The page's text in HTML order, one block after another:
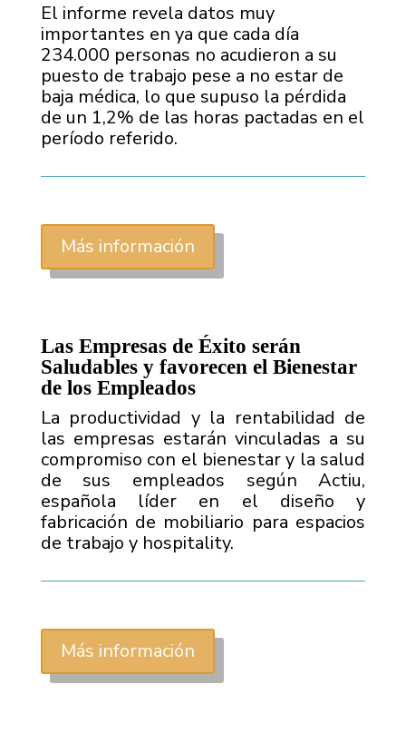
El informe revela datos muy
importantes en ya que cada día
234.000 personas no acudieron a su
puesto de trabajo pese a no estar de
baja médica, lo que supuso la pérdida
de un 1,2% de las horas pactadas en el
período referido.
Más información
Las Empresas de Éxito serán
Saludables y favorecen el Bienestar
de los Empleados
La productividad y la rentabilidad de
las empresas estarán vinculadas a su
compromiso con el bienestar y la salud
de sus empleados según Actiu,
española líder en el diseño y
fabricación de mobiliario para espacios
de trabajo y hospitality.
Más información